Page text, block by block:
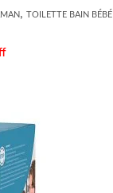
, TOILETTE BAIN BÉBÉ